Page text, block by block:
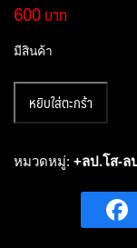
600
มีสินค้า
พระรูป
เพชร
หยิบใส่ตะกร้า
หมวดหมู่: +ลป.โส-ล